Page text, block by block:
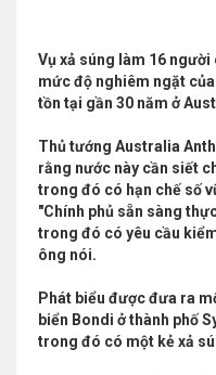
Vụ xả súng làm 16
mức độ nghiêm ngặt
tồn tại gần 30 năm ở
Thủ tướng Australia
rằng nước này cần siết
trong đó có hạn chế số
"Chính phủ sẵn sàng
trong đó có yêu cầu
ông nói.
Phát biểu được đưa ra
biển Bondi ở thành phố
trong đó có một kẻ xả